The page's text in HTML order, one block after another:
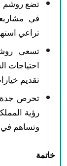
تضع روشم
في
تراعي
تسعى
احتياجات
تقديم
تحرص جدة
رؤية المملكة 2030،
وتساهم في
خاتمة